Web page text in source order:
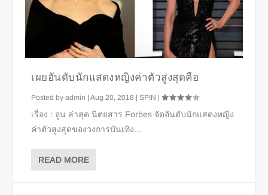
เผยอันดับนักแสดงหญิงค่าตัวสูงสุดคือ
Posted byadmin |Aug 20, 2018 |SPIN |
เรื่อง : อูน ล่าสุด นิตยสาร Forbes จัดอันดับนักแสดงหญิง
ค่าตัวสูงสุดของวงการบันเทิง...
READ MORE